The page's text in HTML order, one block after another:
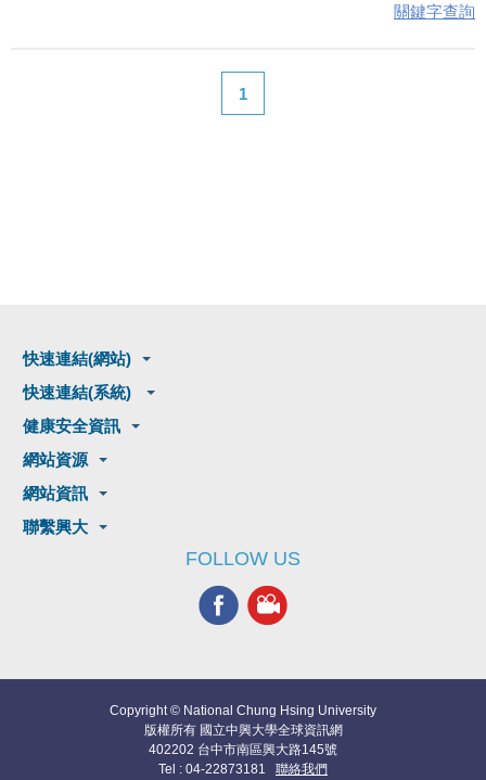
關鍵字查詢
1
快速連結(網站)
快速連結(系統)
健康安全資訊
網站資源
網站資訊
聯繫興大
FOLLOW US
Copyright © National Chung Hsing University
版權所有 國立中興大學全球資訊網
402202 台中市南區興大路145號
Tel : 04-22873181 聯絡我們